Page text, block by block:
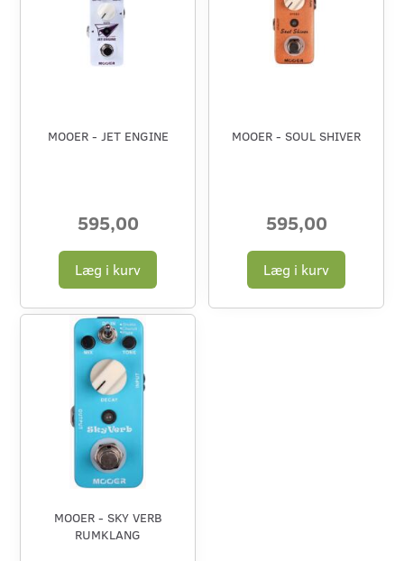
MOOER - JET ENGINE
595,00
Læg i kurv
MOOER - SOUL SHIVER
595,00
Læg i kurv
MOOER - SKY VERB
RUMKLANG